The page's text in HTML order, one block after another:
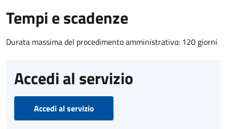
Tempi e scadenze
Durata massima del procedimento amministrativo: 120 giorni
Accedi al servizio
Accedi al servizio